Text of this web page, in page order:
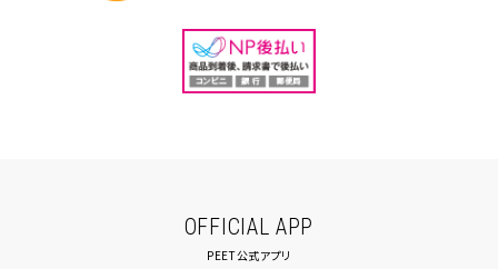
OFFICIAL APP
PEET公式アプリ